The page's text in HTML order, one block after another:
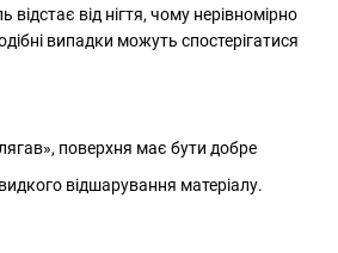
від нігтя, чому нерівномірно
випадки можуть спостерігатися
поверхня має бути добре
відшарування матеріалу.